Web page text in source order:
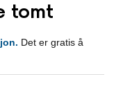
tomt
Det er gratis å